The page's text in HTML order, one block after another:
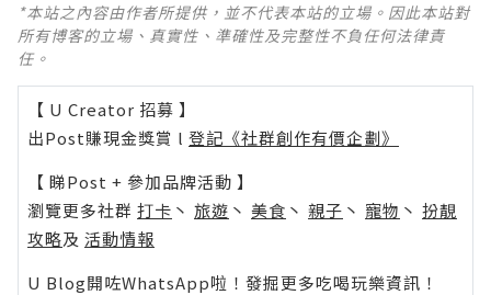
*本站之內容由作者所提供，並不代表本站的立場。因此本站對
所有博客的立場、真實性、準確性及完整性不負任何法律責
任。
【 U Creator 招募 】
出Post賺現金獎賞 l 登記《社群創作有價企劃》
【 睇Post + 參加品牌活動 】
瀏覽更多社群 打卡 丶 旅遊 丶 美食 丶 親子 丶 寵物 丶 扮靚
攻略及 活動情報
U Blog開咗WhatsApp啦！發掘更多吃喝玩樂資訊！